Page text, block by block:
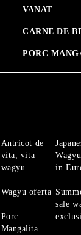
VANAT
CARNE DE
PORC
Antricot de
vita, vita
wagyu
Wagyu oferta
Porc
Mangalita
in
sale